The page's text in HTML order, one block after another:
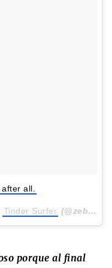
all.
Tinder Surfer (@zebotta) el
porque al final